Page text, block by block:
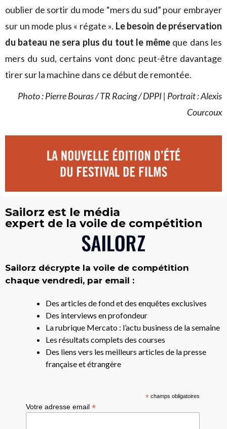
oublier de sortir du mode “mers du sud” pour embrayer
sur un mode plus « régate ». Le besoin de préservation
du bateau ne sera plus du tout le mêmeque dans les
mers du sud, certains vont donc peut-être davantage
tirer sur la machine dans ce début de remontée.
Photo : Pierre Bouras / TR Racing / DPPI | Portrait : Alexis
Courcoux
Sailorz est le média
expert de la voile de compétition
Sailorz décrypte la voile de compétition
chaque vendredi, par email :
Des articles de fond et des enquêtes exclusives
Des interviews en profondeur
La rubrique Mercato : l’actu business de la semaine
Les résultats complets des courses
Des liens vers les meilleurs articles de la presse
française et étrangère
*champs obligatoires
Votre adresse email*